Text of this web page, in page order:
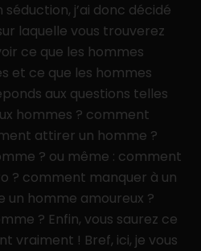
j’ai donc décidé
laquelle vous trouverez
ce que les hommes
et ce que les hommes
aux questions telles
hommes ? comment
attirer un homme ?
? ou même : comment
? comment manquer à un
homme amoureux ?
? Enfin, vous saurez ce
vraiment ! Bref, ici, je vous